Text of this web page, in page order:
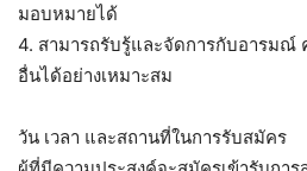
มอบหมายได้
4. สามารถรับรู้และจัดการกับอารมณ์
อื่นได้อย่างเหมาะสม
วัน เวลา และสถานที่ในการรับสมัคร